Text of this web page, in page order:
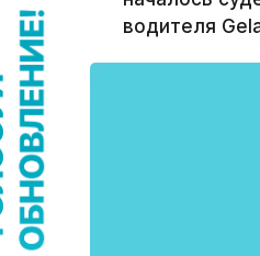
водителя